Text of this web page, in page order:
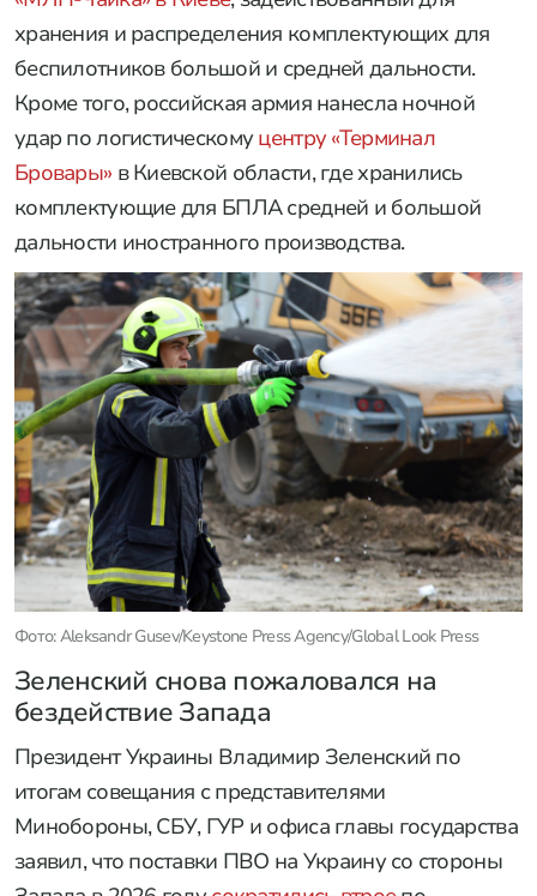
хранения и распределения комплектующих для
беспилотников большой и средней дальности.
Кроме того, российская армия нанесла ночной
удар по логистическомуцентру «Терминал
Бровары» в Киевской области, где хранились
комплектующие для БПЛА средней и большой
дальности иностранного производства.
Фото: Aleksandr Gusev/Keystone Press Agency/Global Look Press
Зеленский снова пожаловался на
бездействие Запада
Президент Украины Владимир Зеленский по
итогам совещания с представителями
Минобороны, СБУ, ГУР и офиса главы государства
заявил, что поставки ПВО на Украину со стороны